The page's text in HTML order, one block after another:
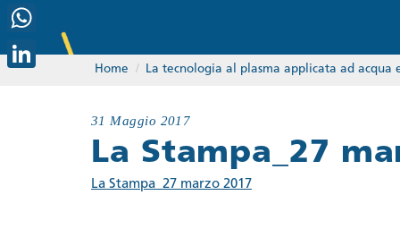
Home / La tecnologia al plasma applicata ad acqua
31 Maggio 2017
La Stampa_27
La Stampa_27 marzo 2017
Twitter
WhatsApp